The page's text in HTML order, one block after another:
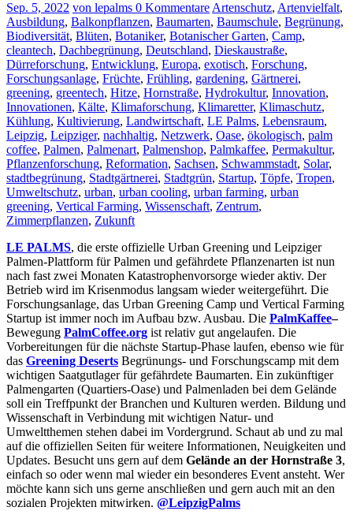
Sep. 5, 2022 von lepalms 0 Kommentare Artenschutz, Artenvielfalt,
Ausbildung, Balkonpflanzen, Baumarten, Baumschule, Begrünung,
Biodiversität, Blüten, Botaniker, Botanischer Garten, Camp,
cleantech, Dachbegrünung, Deutschland, Dieskaustraße,
Dürreforschung, Entwicklung, Europa, exotisch, Forschung,
Forschungsanlage, Früchte, Frühling, gardening, Gärtnerei,
greening, greentech, Hitze, Hornstraße, Hydrokultur, Innovation,
Innovationen, Kälte, Klimaforschung, Klimaretter, Klimaschutz,
Kühlung, Kultivierung, Landwirtschaft, LE Palms, Lebensraum,
Leipzig, Leipziger, nachhaltig, Netzwerk, Oase, ökologisch, palm
coffee, Palmen, Palmenart, Palmenshop, Palmkaffee, Permakultur,
Pflanzenforschung, Reformation, Sachsen, Schwammstadt, Solar,
stadtbegrünung, Stadtgärtnerei, Stadtgrün, Startup, Töpfe, Tropen,
Umweltschutz, urban, urban cooling, urban farming, urban
greening, Vertical Farming, Wissenschaft, Zentrum,
Zimmerpflanzen, Zukunft
LE PALMS, die erste offizielle Urban Greening und Leipziger
Palmen-Plattform für Palmen und gefährdete Pflanzenarten ist nun
nach fast zwei Monaten Katastrophenvorsorge wieder aktiv. Der
Betrieb wird im Krisenmodus langsam wieder weitergeführt. Die
Forschungsanlage, das Urban Greening Camp und Vertical Farming
Startup ist immer noch im Aufbau bzw. Ausbau. Die PalmKaffee–
Bewegung PalmCoffee.org ist relativ gut angelaufen. Die
Vorbereitungen für die nächste Startup-Phase laufen, ebenso wie für
das Greening Deserts Begrünungs- und Forschungscamp mit dem
wichtigen Saatgutlager für gefährdete Baumarten. Ein zukünftiger
Palmengarten (Quartiers-Oase) und Palmenladen bei dem Gelände
soll ein Treffpunkt der Branchen und Kulturen werden. Bildung und
Wissenschaft in Verbindung mit wichtigen Natur- und
Umweltthemen stehen dabei im Vordergrund. Schaut ab und zu mal
auf die offiziellen Seiten für weitere Informationen, Neuigkeiten und
Updates. Besucht uns gern auf dem Gelände an der Hornstraße 3,
einfach so oder wenn mal wieder ein besonderes Event ansteht. Wer
möchte kann sich uns gerne anschließen und gern auch mit an den
sozialen Projekten mitwirken. @LeipzigPalms